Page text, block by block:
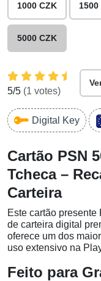
1000 CZK 1500
5000 CZK
5/5 (1 votes)
Digital Key
Cartão PSN
Tcheca –
Carteira
Este cartão
de carteira digital
oferece um dos
uso extensivo na
Feito para